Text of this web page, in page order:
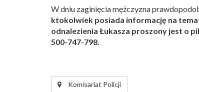
W dniu zaginięcia mężczyzna
ktokolwiek posiada informację na
odnalezienia Łukasza proszony jest o
500-747-798.
Komisariat Policji